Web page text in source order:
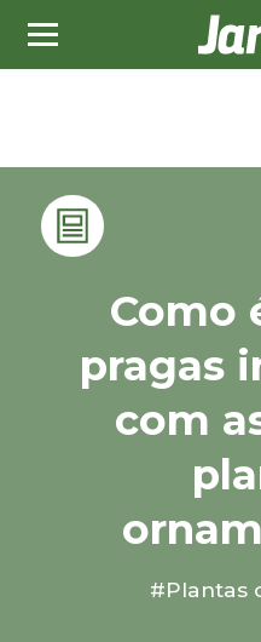
Como
pragas
com
#Plantas